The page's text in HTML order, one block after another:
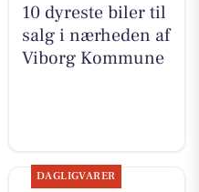
10 dyreste biler til
salg i nærheden af
Viborg Kommune
DAGLIGVARER